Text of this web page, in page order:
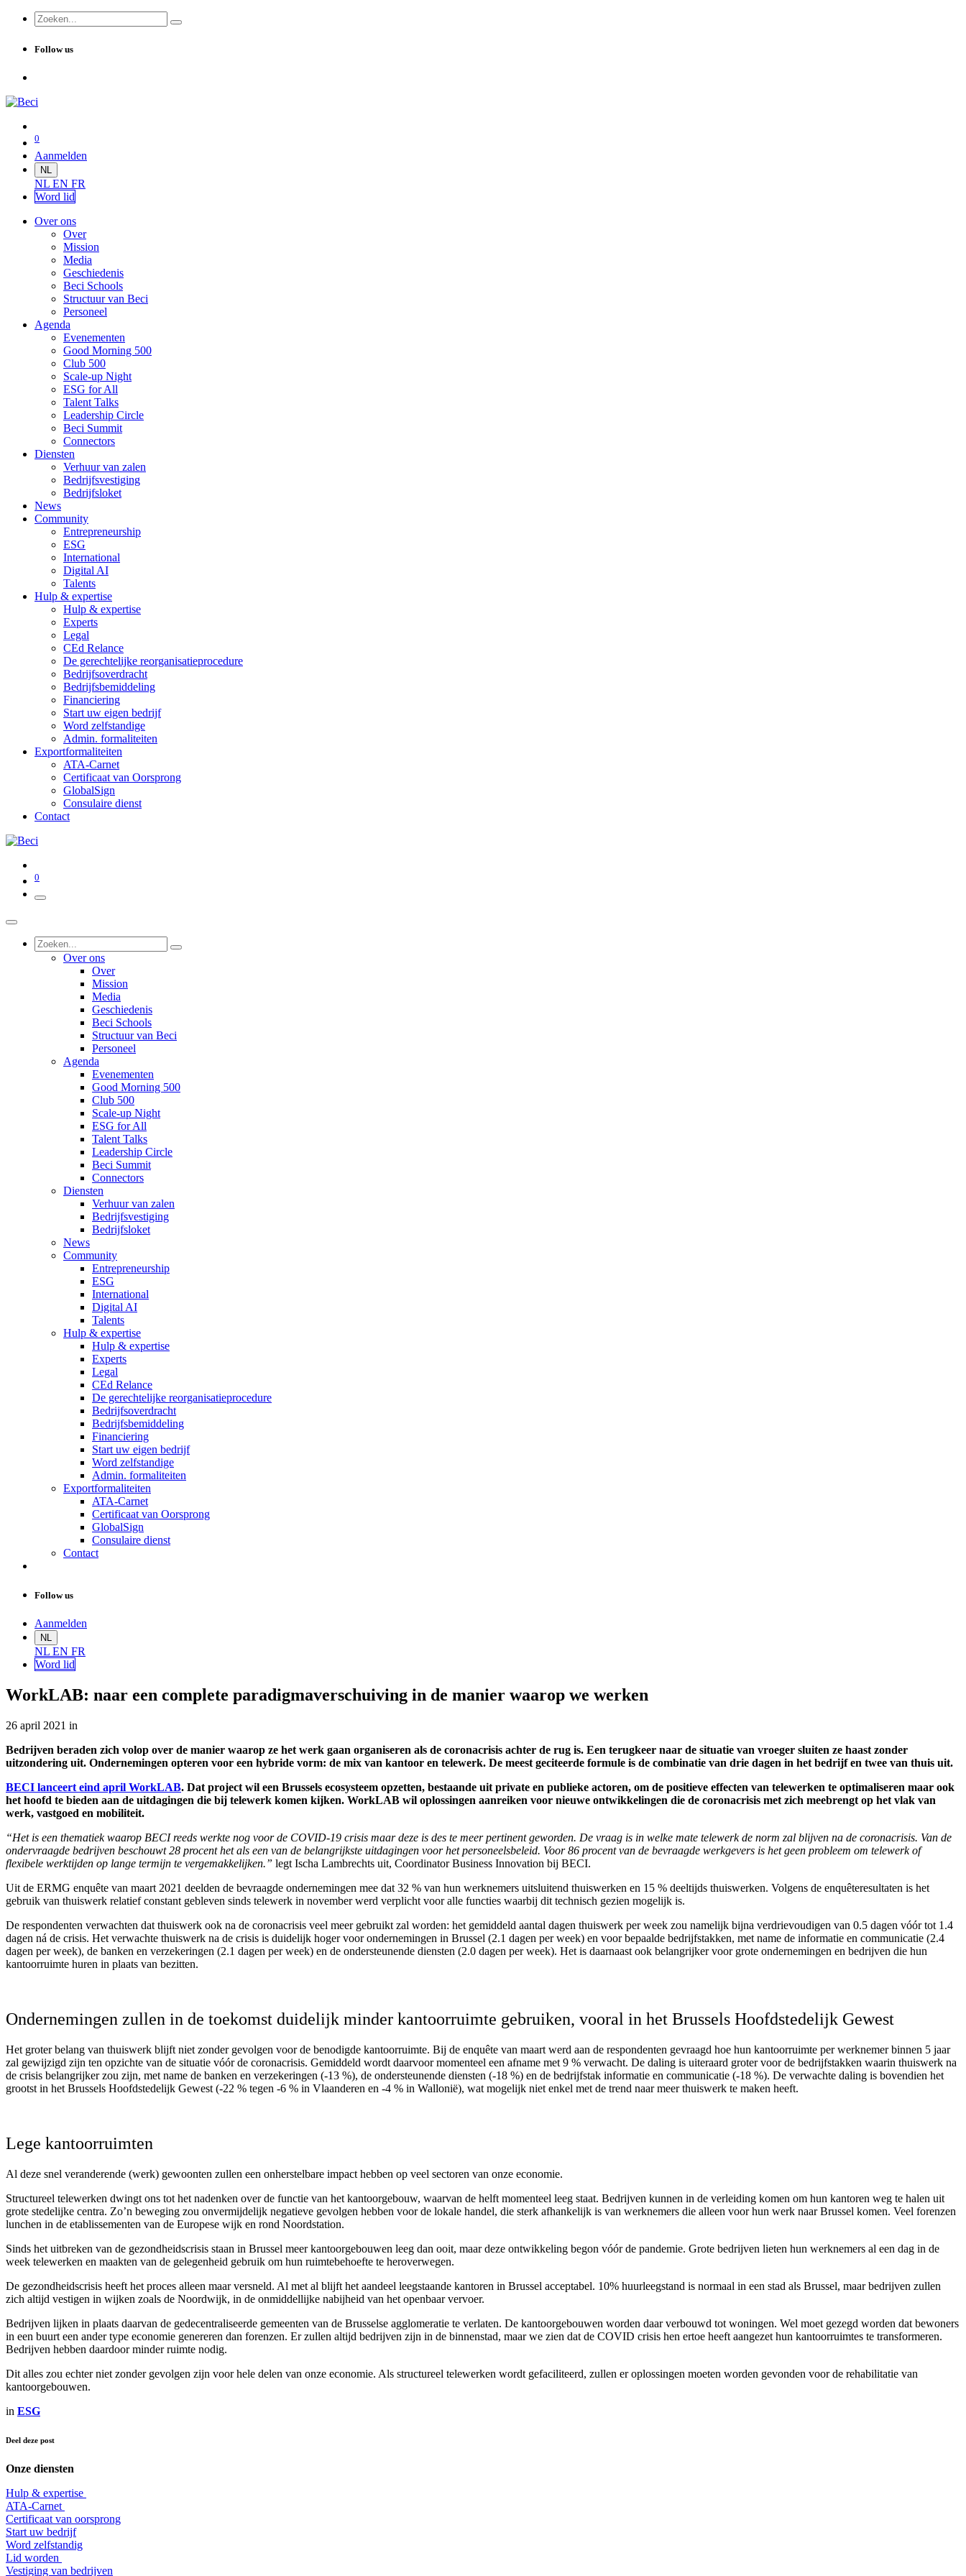
Follow us
0
Aanmelden
NL
NL EN FR
Word lid
Over ons
Over
Mission
Media
Geschiedenis
Beci Schools
Structuur van Beci
Personeel
Agenda
Evenementen
Good Morning 500
Club 500
Scale-up Night
ESG for All
Talent Talks
Leadership Circle
Beci Summit
Connectors
Diensten
Verhuur van zalen
Bedrijfsvestiging
Bedrijfsloket
News
Community
Entrepreneurship
ESG
International
Digital AI
Talents
Hulp & expertise
Hulp & expertise
Experts
Legal
CEd Relance
De gerechtelijke reorganisatieprocedure
Bedrijfsoverdracht
Bedrijfsbemiddeling
Financiering
Start uw eigen bedrijf
Word zelfstandige
Admin. formaliteiten
Exportformaliteiten
ATA-Carnet
Certificaat van Oorsprong
GlobalSign
Consulaire dienst
Contact
0
Over ons
Over
Mission
Media
Geschiedenis
Beci Schools
Structuur van Beci
Personeel
Agenda
Evenementen
Good Morning 500
Club 500
Scale-up Night
ESG for All
Talent Talks
Leadership Circle
Beci Summit
Connectors
Diensten
Verhuur van zalen
Bedrijfsvestiging
Bedrijfsloket
News
Community
Entrepreneurship
ESG
International
Digital AI
Talents
Hulp & expertise
Hulp & expertise
Experts
Legal
CEd Relance
De gerechtelijke reorganisatieprocedure
Bedrijfsoverdracht
Bedrijfsbemiddeling
Financiering
Start uw eigen bedrijf
Word zelfstandige
Admin. formaliteiten
Exportformaliteiten
ATA-Carnet
Certificaat van Oorsprong
GlobalSign
Consulaire dienst
Contact
Follow us
Aanmelden
NL
NL EN FR
Word lid
WorkLAB: naar een complete paradigmaverschuiving in de manier waarop we werken
26 april 2021 in
Bedrijven beraden zich volop over de manier waarop ze het werk gaan organiseren als de coronacrisis achter de rug is. Een terugkeer naar de situatie van vroeger sluiten ze haast zonder
uitzondering uit. Ondernemingen opteren voor een hybride vorm: de mix van kantoor en telewerk. De meest geciteerde formule is de combinatie van drie dagen in het bedrijf en twee van thuis uit.
BECI lanceert eind april WorkLAB. Dat project wil een Brussels ecosysteem opzetten, bestaande uit private en publieke actoren, om de positieve effecten van telewerken te optimaliseren maar ook
het hoofd te bieden aan de uitdagingen die bij telewerk komen kijken. WorkLAB wil oplossingen aanreiken voor nieuwe ontwikkelingen die de coronacrisis met zich meebrengt op het vlak van
werk, vastgoed en mobiliteit.
“Het is een thematiek waarop BECI reeds werkte nog voor de COVID-19 crisis maar deze is des te meer pertinent geworden. De vraag is in welke mate telewerk de norm zal blijven na de coronacrisis. Van de
ondervraagde bedrijven beschouwt 28 procent het als een van de belangrijkste uitdagingen voor het personeelsbeleid. Voor 86 procent van de bevraagde werkgevers is het geen probleem om telewerk of
flexibele werktijden op lange termijn te vergemakkelijken.” legt Ischa Lambrechts uit, Coordinator Business Innovation bij BECI.
Uit de ERMG enquête van maart 2021 deelden de bevraagde ondernemingen mee dat 32 % van hun werknemers uitsluitend thuiswerken en 15 % deeltijds thuiswerken. Volgens de enquêteresultaten is het
gebruik van thuiswerk relatief constant gebleven sinds telewerk in november werd verplicht voor alle functies waarbij dit technisch gezien mogelijk is.
De respondenten verwachten dat thuiswerk ook na de coronacrisis veel meer gebruikt zal worden: het gemiddeld aantal dagen thuiswerk per week zou namelijk bijna verdrievoudigen van 0.5 dagen vóór tot 1.4
dagen ná de crisis. Het verwachte thuiswerk na de crisis is duidelijk hoger voor ondernemingen in Brussel (2.1 dagen per week) en voor bepaalde bedrijfstakken, met name de informatie en communicatie (2.4
dagen per week), de banken en verzekeringen (2.1 dagen per week) en de ondersteunende diensten (2.0 dagen per week). Het is daarnaast ook belangrijker voor grote ondernemingen en bedrijven die hun
kantoorruimte huren in plaats van bezitten.
Ondernemingen zullen in de toekomst duidelijk minder kantoorruimte gebruiken, vooral in het Brussels Hoofdstedelijk Gewest
Het groter belang van thuiswerk blijft niet zonder gevolgen voor de benodigde kantoorruimte. Bij de enquête van maart werd aan de respondenten gevraagd hoe hun kantoorruimte per werknemer binnen 5 jaar
zal gewijzigd zijn ten opzichte van de situatie vóór de coronacrisis. Gemiddeld wordt daarvoor momenteel een afname met 9 % verwacht. De daling is uiteraard groter voor de bedrijfstakken waarin thuiswerk na
de crisis belangrijker zou zijn, met name de banken en verzekeringen (-13 %), de ondersteunende diensten (-18 %) en de bedrijfstak informatie en communicatie (-18 %). De verwachte daling is bovendien het
grootst in het Brussels Hoofdstedelijk Gewest (-22 % tegen -6 % in Vlaanderen en ‑4 % in Wallonië), wat mogelijk niet enkel met de trend naar meer thuiswerk te maken heeft.
Lege kantoorruimten
Al deze snel veranderende (werk) gewoonten zullen een onherstelbare impact hebben op veel sectoren van onze economie.
Structureel telewerken dwingt ons tot het nadenken over de functie van het kantoorgebouw, waarvan de helft momenteel leeg staat. Bedrijven kunnen in de verleiding komen om hun kantoren weg te halen uit
grote stedelijke centra. Zo’n beweging zou onvermijdelijk negatieve gevolgen hebben voor de lokale handel, die sterk afhankelijk is van werknemers die alleen voor hun werk naar Brussel komen. Veel forenzen
lunchen in de etablissementen van de Europese wijk en rond Noordstation.
Sinds het uitbreken van de gezondheidscrisis staan ​​in Brussel meer kantoorgebouwen leeg dan ooit, maar deze ontwikkeling begon vóór de pandemie. Grote bedrijven lieten hun werknemers al een dag in de
week telewerken en maakten van de gelegenheid gebruik om hun ruimtebehoefte te heroverwegen.
De gezondheidscrisis heeft het proces alleen maar versneld. Al met al blijft het aandeel leegstaande kantoren in Brussel acceptabel. 10% huurleegstand is normaal in een stad als Brussel, maar bedrijven zullen
zich altijd vestigen in wijken zoals de Noordwijk, in de onmiddellijke nabijheid van het openbaar vervoer.
Bedrijven lijken in plaats daarvan de gedecentraliseerde gemeenten van de Brusselse agglomeratie te verlaten. De kantoorgebouwen worden daar verbouwd tot woningen. Wel moet gezegd worden dat bewoners
in een buurt een ander type economie genereren dan forenzen. Er zullen altijd bedrijven zijn in de binnenstad, maar we zien dat de COVID crisis hen ertoe heeft aangezet hun kantoorruimtes te transformeren.
Bedrijven hebben daardoor minder ruimte nodig.
Dit alles zou echter niet zonder gevolgen zijn voor hele delen van onze economie. Als structureel telewerken wordt gefaciliteerd, zullen er oplossingen moeten worden gevonden voor de rehabilitatie van
kantoorgebouwen.
in ESG
Deel deze post
Onze diensten
Hulp & expertise
​ATA-Carnet
Certificaat van oorsprong
Start uw bedrijf
Word zelfstandig
Lid worden
​Vestiging van bedrijven